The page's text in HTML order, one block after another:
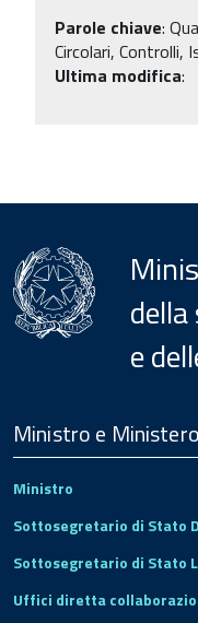
Parole chiave:
Circolari, Controlli,
Ultima modifica:
e
Footer
Ministro e Ministero
Ministro
Sottosegretario di Stato
Sottosegretario di Stato
Uffici diretta